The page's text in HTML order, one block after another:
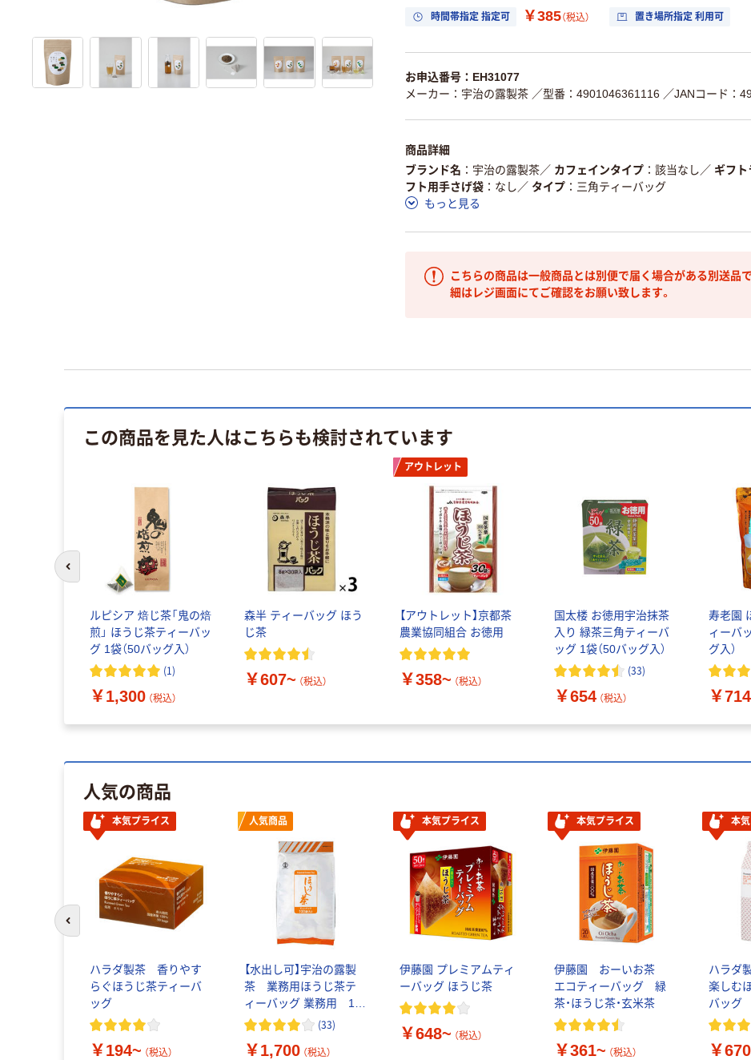
時間帯指定 指定可 ￥385（税込） 置き場所指定 利用可
お申込番号：EH31077
メーカー：宇治の露製茶 ／型番：4901046361116 ／JANコード：
商品詳細
ブランド名 宇治の露製茶／ カフェインタイプ 該当なし ／ ギフト
フト用手さげ袋
なし ／ タイプ
三角ティーバッグ
もっと見る
こちらの商品は一般商品とは別便で届く場合がある別送品
細はレジ画面にてご確認をお願い致します。
この商品を見た人はこちらも検討されています
ルピシア 焙じ茶「鬼の焙
煎」 ほうじ茶ティーバッ
グ 1袋（50バッグ入）
(1)
￥1,300 （税込）
森半 ティーバッグ ほう
じ茶
￥607~ （税込）
アウトレット
【アウトレット】京都茶
農業協同組合 お徳用
￥358~ （税込）
国太楼 お徳用宇治抹茶
入り 緑茶三角ティーバ
ッグ 1袋（50バッグ入）
(33)
￥654 （税込）
寿老園
ィーバ
グ入）
￥714
前のスライドへ
人気の商品
本気プライス
ハラダ製茶 香りやす
らぐほうじ茶ティーバ
ッグ
￥194~ （税込）
人気商品
【水出し可】宇治の露製
茶 業務用ほうじ茶テ
ィーバッグ 業務用 1袋
（100バッグ入）(33)
￥1,700 （税込）
本気プライス
伊藤園 プレミアムティ
ーバッグ ほうじ茶
￥648~ （税込）
本気プライス
伊藤園 おーいお茶
エコティーバッグ 緑
茶・ほうじ茶・玄米茶
￥361~ （税込）
本
ハラダ
楽しむ
バッグ
￥
前のスライドへ